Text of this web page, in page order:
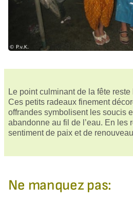
Le point culminant de la fête
Ces petits radeaux finement
offrandes symbolisent les soucis
abandonne au fil de l’eau. En les
sentiment de paix et de
Ne manquez pas: